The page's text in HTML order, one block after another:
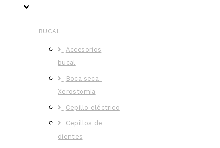
BUCAL
Accesorios
bucal
Boca seca-
Xerostomía
Cepillo eléctrico
Cepillos de
dientes